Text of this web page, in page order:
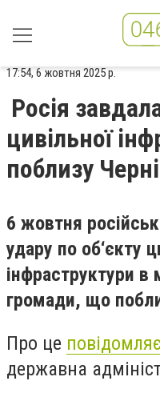
17:54, 6 жовтня 2025 р.
Росія
цивільної
поблизу
6 жовтня
удару по об‘єкту
інфраструктури в
громади, що
Про це повідомляє
державна